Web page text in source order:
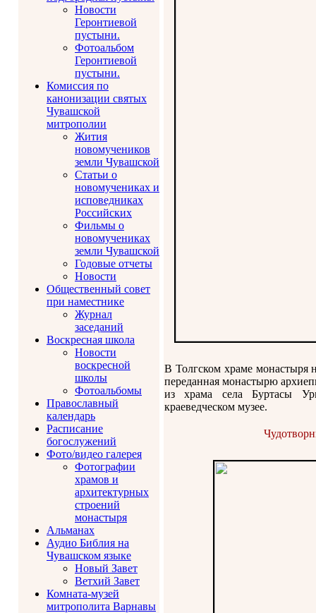
Новости
Геронтиевой
пустыни.
Фотоальбом
Геронтиевой
пустыни.
Комиссия по
канонизации святых
Чувашской
митрополии
Жития
новомучеников
земли Чувашской
Статьи о
новомучениках и
исповедниках
Российских
Фильмы о
новомучениках
земли Чувашской
Годовые отчеты
Новости
Общественный совет
при наместнике
Журнал
заседаний
Воскресная школа
Новости
воскресной
школы
Фотоальбомы
Православный
календарь
Расписание
богослужений
Фото/видео галерея
Фотографии
храмов и
архитектурных
строений
монастыря
Альманах
Аудио Библия на
Чувашском языке
Новый Завет
Ветхий Завет
Комната-музей
митрополита Варнавы
В Толгском храме монастыря
переданная монастырю
из храма села Буртасы
краеведческом музее.